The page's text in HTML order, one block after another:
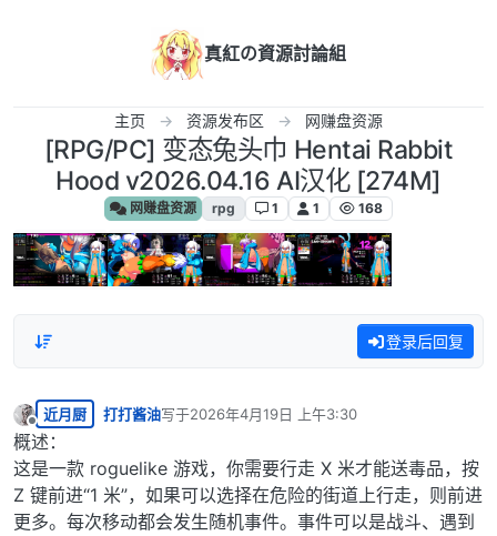
真紅の資源討論組
主页 资源发布区 网赚盘资源
[RPG/PC] 变态兔头巾 Hentai Rabbit
Hood v2026.04.16 AI汉化 [274M]
网赚盘资源 rpg 1 1 168
登录后回复
离线
近月厨 打打酱油写于2026年4月19日 上午3:30
最后由 编辑
概述：
这是一款 roguelike 游戏，你需要行走 X 米才能送毒品，按
Z 键前进“1 米”，如果可以选择在危险的街道上行走，则前进
更多。每次移动都会发生随机事件。事件可以是战斗、遇到